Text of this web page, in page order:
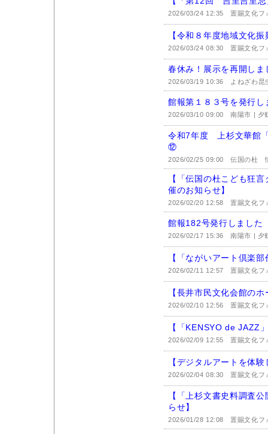
2026/03/24 12:35置賜文化フ
【令和８年度地域文化
2026/03/24 08:30置賜文化フ
春休み！展示を再開しま
2026/03/19 10:36 よねざわ昆
館報第１８３号を発行し
2026/03/10 09:00南陽市 | 夕
令和7年度 上杉文華館
⑫
2026/02/25 09:00伝国の杜
【「伝国の杜こども狂
催のお知らせ】
2026/02/20 12:58置賜文化フ
館報182号発行しました
2026/02/17 15:36南陽市 | 夕
【「ながいアート倶楽
2026/02/11 12:57置賜文化フ
【長井市民文化会館の
2026/02/10 12:56置賜文化フ
【「KENSYO de JAZZ
2026/02/09 12:55置賜文化フ
【デジタルアートを体
2026/02/04 08:30置賜文化フ
【「上杉文書史料調査
らせ】
2026/01/28 12:08置賜文化フ